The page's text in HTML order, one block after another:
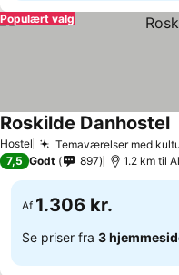
Populært valg
Hostel Temaværelser med
Roskilde Danhostel
7,5 Godt 897 1.2 km til
Af 1.306 kr.
Se priser fra 3